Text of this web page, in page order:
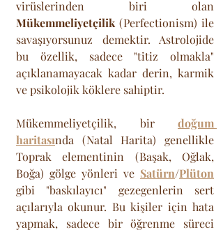
Mükemmeliyetçilik (Perfectionism) ile
savaşıyorsunuz demektir. Astrolojide
bu özellik, sadece "titiz olmakla"
açıklanamayacak kadar derin, karmik
ve psikolojik köklere sahiptir.
Mükemmeliyetçilik, bir doğum
haritasında (Natal Harita) genellikle
Toprak elementinin (Başak, Oğlak,
Boğa) gölge yönleri ve Satürn/Plüton
gibi "baskılayıcı" gezegenlerin sert
açılarıyla okunur. Bu kişiler için hata
yapmak, sadece bir öğrenme süreci